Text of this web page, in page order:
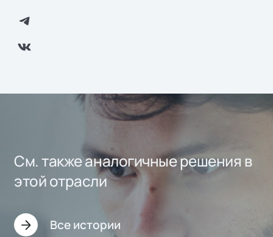
См. также аналогичные решения в
этой отрасли
Все истории